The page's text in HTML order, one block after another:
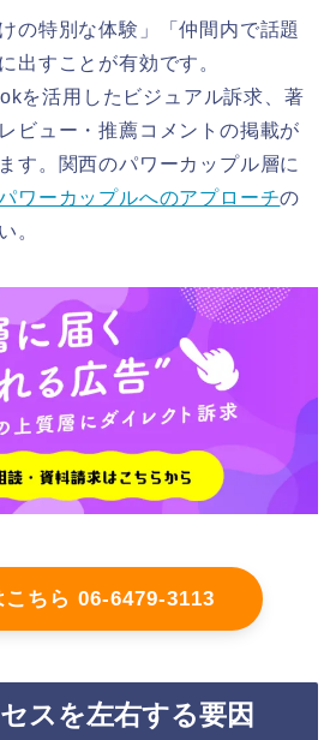
の特別な体験」「仲間内で話題
出すことが有効です。
を活用したビジュアル訴求、著
ビュー・推薦コメントの掲載が
す。関西のパワーカップル層に
ワーカップルへのアプローチの
。
こちら 06-6479-3113
スを左右する要因